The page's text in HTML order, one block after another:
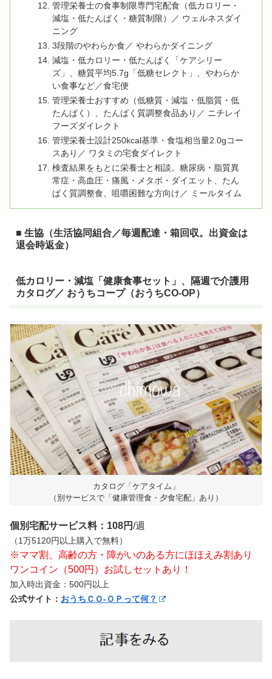
管理栄養士の食事制限専門宅配食（低カロリー・
減塩・低たんぱく・糖質制限）／ ウェルネスダイ
ニング
3段階のやわらか食／ やわらかダイニング
減塩・低カロリー・低たんぱく「ケアシリー
ズ」、糖質平均5.7g「低糖セレクト」、やわらか
い食事など／食宅便
管理栄養士おすすめ（低糖質・減塩・低脂質・低
たんぱく）、たんぱく質調整食品あり／ ニチレイ
フーズダイレクト
管理栄養士設計250kcal基準・食塩相当量2.0gコー
スあり／ ワタミの宅食ダイレクト
検査結果をもとに栄養士と相談。糖尿病・脂質異
常症・高血圧・痛風・メタボ・ダイエット、たん
ぱく質調整食、咀嚼困難な方向け／ ミールタイム
■ 生協（生活協同組合／毎週配達・箱回収。出資金は
退会時返金）
低カロリー・減塩「健康食事セット」、隔週で介護用
カタログ／ おうちコープ（おうちCO-OP）
カタログ「ケアタイム」
（別サービスで「健康管理食・夕食宅配」あり）
個別宅配サービス料：108円/週
（1万5120円以上購入で無料）
※ママ割、高齢の方・障がいのある方にほほえみ割あり
ワンコイン（500円）お試しセットあり！
加入時出資金：500円以上
公式サイト： おうちＣＯ-ＯＰって何？